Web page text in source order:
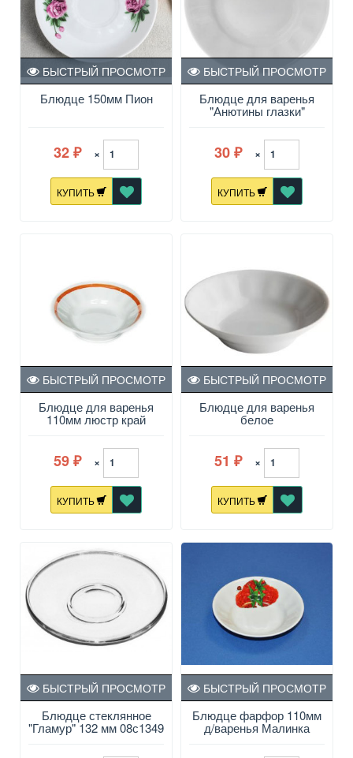
Блюдце 150мм Пион
БЫСТРЫЙ ПРОСМОТР
32 ₽ ×
КУПИТЬ
Блюдце для варенья
"Анютины глазки"
БЫСТРЫЙ ПРОСМОТР
30 ₽ ×
КУПИТЬ
Блюдце для варенья
110мм люстр край
БЫСТРЫЙ ПРОСМОТР
59 ₽ ×
КУПИТЬ
Блюдце для варенья
белое
БЫСТРЫЙ ПРОСМОТР
51 ₽ ×
КУПИТЬ
Блюдце стеклянное
"Гламур" 132 мм 08с1349
БЫСТРЫЙ ПРОСМОТР
Блюдце фарфор 110мм
д/варенья Малинка
БЫСТРЫЙ ПРОСМОТР